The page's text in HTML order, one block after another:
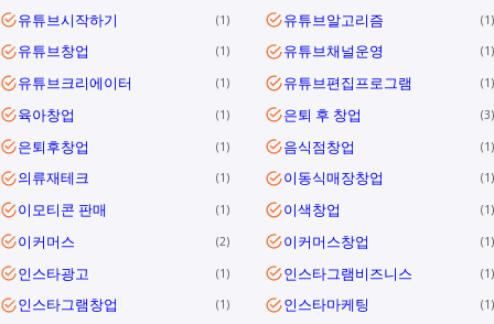
유튜브시작하기 1 유튜브알고리즘 1
유튜브창업 1 유튜브채널운영 1
유튜브크리에이터 1 유튜브편집프로그램 1
육아창업 1 은퇴 후 창업 3
은퇴후창업 1 음식점창업 1
의류재테크 1 이동식매장창업 1
이모티콘 판매 1 이색창업 1
이커머스 2 이커머스창업 1
인스타광고 1 인스타그램비즈니스 1
인스타그램창업 1 인스타마케팅 1